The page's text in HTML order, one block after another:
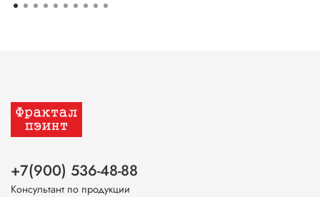
+7(900) 536-48-88
Консультант по продукции